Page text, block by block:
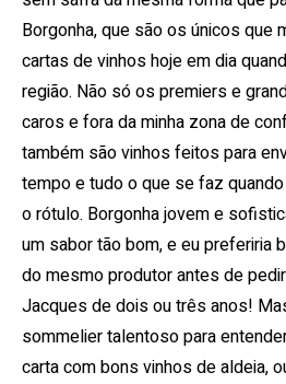
Borgonha, que são os únicos que
cartas de vinhos hoje em dia
região. Não só os premiers e
caros e fora da minha zona de
também são vinhos feitos para
tempo e tudo o que se faz
o rótulo. Borgonha jovem e
um sabor tão bom, e eu preferiria
do mesmo produtor antes de
Jacques de dois ou três anos!
sommelier talentoso para
carta com bons vinhos de aldeia,